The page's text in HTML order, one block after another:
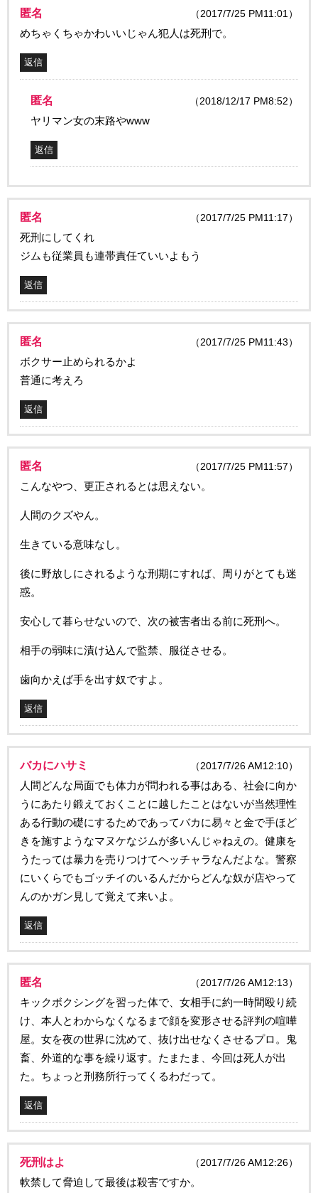
匿名 （2017/7/25 PM11:01）
めちゃくちゃかわいいじゃん犯人は死刑で。
返信
匿名 （2018/12/17 PM8:52）
ヤリマン女の末路やwww
返信
匿名 （2017/7/25 PM11:17）
死刑にしてくれ
ジムも従業員も連帯責任ていいよもう
返信
匿名 （2017/7/25 PM11:43）
ボクサー止められるかよ
普通に考えろ
返信
匿名 （2017/7/25 PM11:57）
こんなやつ、更正されるとは思えない。
人間のクズやん。
生きている意味なし。
後に野放しにされるような刑期にすれば、周りがとても迷
惑。
安心して暮らせないので、次の被害者出る前に死刑へ。
相手の弱味に漬け込んで監禁、服従させる。
歯向かえば手を出す奴ですよ。
返信
バカにハサミ （2017/7/26 AM12:10）
人間どんな局面でも体力が問われる事はある、社会に向か
うにあたり鍛えておくことに越したことはないが当然理性
ある行動の礎にするためであってバカに易々と金で手ほど
きを施すようなマヌケなジムが多いんじゃねえの。健康を
うたっては暴力を売りつけてヘッチャラなんだよな。警察
にいくらでもゴッチイのいるんだからどんな奴が店やって
んのかガン見して覚えて来いよ。
返信
匿名 （2017/7/26 AM12:13）
キックボクシングを習った体で、女相手に約一時間殴り続
け、本人とわからなくなるまで顔を変形させる評判の喧嘩
屋。女を夜の世界に沈めて、抜け出せなくさせるプロ。鬼
畜、外道的な事を繰り返す。たまたま、今回は死人が出
た。ちょっと刑務所行ってくるわだって。
返信
死刑はよ （2017/7/26 AM12:26）
軟禁して脅迫して最後は殺害ですか。